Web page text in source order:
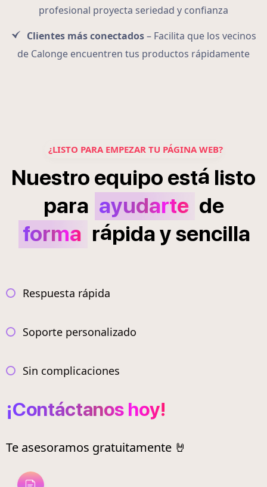
profesional proyecta seriedad y confianza
Clientes más conectados– Facilita que los vecinos
de Calonge encuentren tus productos rápidamente
¿LISTO PARA EMPEZAR TU PÁGINA WEB?
Nuestro equipo está listo
para ayudarte de
forma rápidaysencilla
Respuesta rápida
Soporte personalizado
Sin complicaciones
¡Contáctanos hoy!
Te asesoramos gratuitamente 🤘